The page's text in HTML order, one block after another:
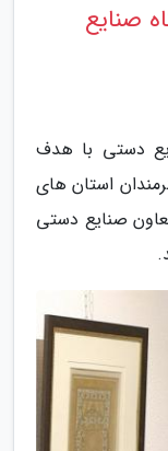
120 فروشگاه صنایع
دستی با هدف
استان های
صنایع دستی